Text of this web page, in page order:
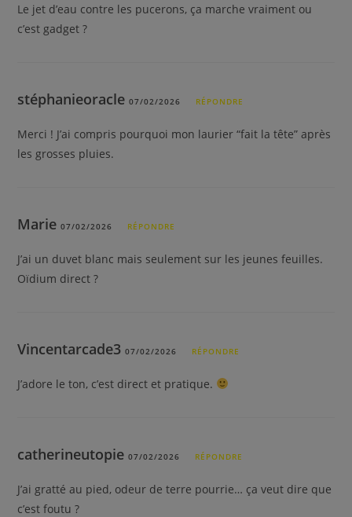
Le jet d’eau contre les pucerons, ça marche vraiment ou
c’est gadget ?
stéphanieoracle07/02/2026 RÉPONDRE
Merci ! J’ai compris pourquoi mon laurier “fait la tête” après
les grosses pluies.
Marie07/02/2026 RÉPONDRE
J’ai un duvet blanc mais seulement sur les jeunes feuilles.
Oïdium direct ?
Vincentarcade307/02/2026 RÉPONDRE
J’adore le ton, c’est direct et pratique.
catherineutopie07/02/2026 RÉPONDRE
J’ai gratté au pied, odeur de terre pourrie… ça veut dire que
c’est foutu ?